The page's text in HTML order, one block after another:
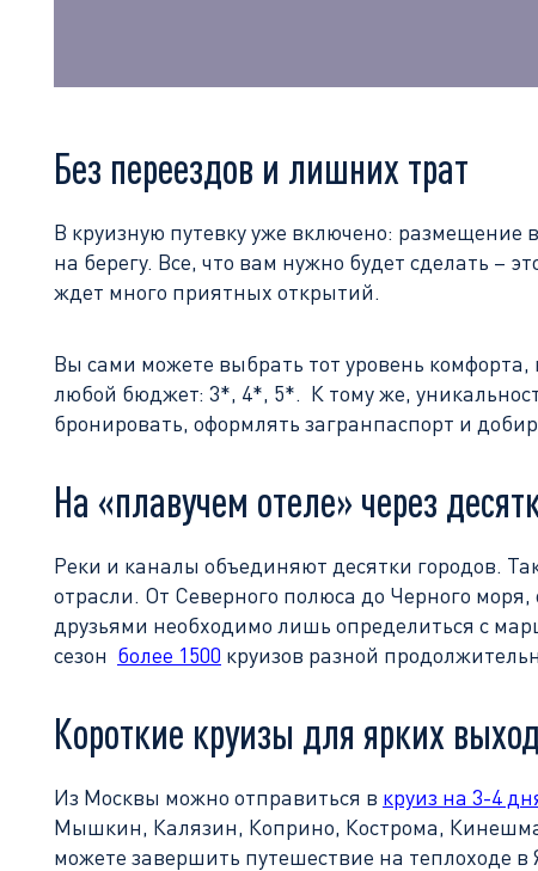
Без переездов и лишних трат
В круизную путевку уже включено: размещение
на берегу. Все, что вам нужно будет сделать –
ждет много приятных открытий.
Вы сами можете выбрать тот уровень
любой бюджет: 3*, 4*, 5*. К тому же,
бронировать, оформлять загранпаспорт и
На «плавучем отеле» через
Реки и каналы объединяют десятки городов.
отрасли. От Северного полюса до Черного
друзьями необходимо лишь определиться с
сезон более 1500 круизов разной
Короткие круизы для ярких
Из Москвы можно отправиться в круиз на 3-4
Мышкин, Калязин, Коприно, Кострома,
можете завершить путешествие на теплоходе